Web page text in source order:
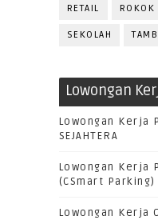
RETAIL ROKOK
SEKOLAH
Lowongan
Lowongan Kerja
SEJAHTERA
Lowongan Kerja
(CSmart Parking)
Lowongan Kerja